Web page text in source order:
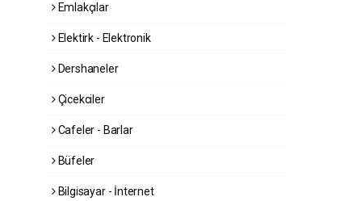
Emlakçılar
Elektirk - Elektronik
Dershaneler
Çicekciler
Cafeler - Barlar
Büfeler
Bilgisayar - İnternet